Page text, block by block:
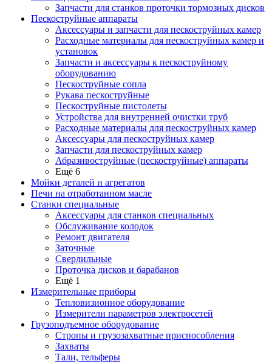
Запчасти для станков проточки тормозных дисков
Пескоструйные аппараты
Аксессуары и запчасти для пескоструйных камер
Расходные материалы для пескоструйных камер и
установок
Запчасти и аксессуары к пескоструйному
оборудованию
Пескоструйные сопла
Рукава пескоструйные
Пескоструйные пистолеты
Устройства для внутренней очистки труб
Расходные материалы для пескоструйных камер
Аксессуары для пескоструйных камер
Запчасти для пескоструйных камер
Абразивоструйные (пескоструйные) аппараты
Ещё 6
Мойки деталей и агрегатов
Печи на отработанном масле
Станки специальные
Аксессуары для станков специальных
Обслуживание колодок
Ремонт двигателя
Заточные
Сверлильные
Проточка дисков и барабанов
Ещё 1
Измерительные приборы
Тепловизионное оборудование
Измерители параметров электросетей
Грузоподъемное оборудование
Стропы и грузозахватные приспособления
Захваты
Тали, тельферы